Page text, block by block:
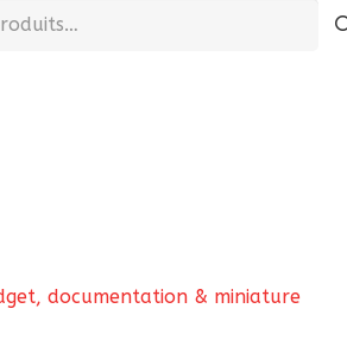
documentation & miniature